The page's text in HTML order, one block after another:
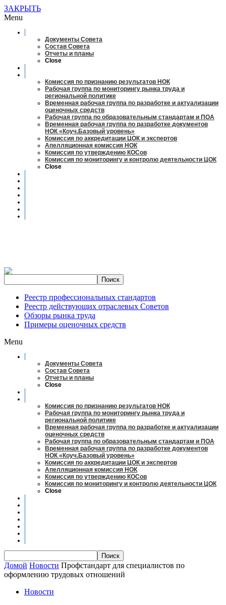
ЗАКРЫТЬ
Menu
Документы Совета
Состав Совета
Отчеты и планы
Close
Комиссия по признанию результатов НОК
Рабочая группа по мониторингу рынка труда и
региональной политике
Временная рабочая группа по разработке и актуализации
оценочных средств
Рабочая группа по образовательным стандартам и ПОА
Временная рабочая группа по разработке документов
НОК «Коуч.Базовый уровень»
Комиссия по аккредитации ЦОК и экспертов
Апелляционная комиссия НОК
Комиссия по утверждению КОСов
Комиссия по мониторингу и контролю деятельности ЦОК
Close
Реестр профессиональных стандартов
Реестр действующих отраслевых Советов
Обзоры рынка труда
Примеры оценочных средств
Menu
Документы Совета
Состав Совета
Отчеты и планы
Close
Комиссия по признанию результатов НОК
Рабочая группа по мониторингу рынка труда и
региональной политике
Временная рабочая группа по разработке и актуализации
оценочных средств
Рабочая группа по образовательным стандартам и ПОА
Временная рабочая группа по разработке документов
НОК «Коуч.Базовый уровень»
Комиссия по аккредитации ЦОК и экспертов
Апелляционная комиссия НОК
Комиссия по утверждению КОСов
Комиссия по мониторингу и контролю деятельности ЦОК
Close
Домой Новости Профстандарт для специалистов по
оформлению трудовых отношений
Новости